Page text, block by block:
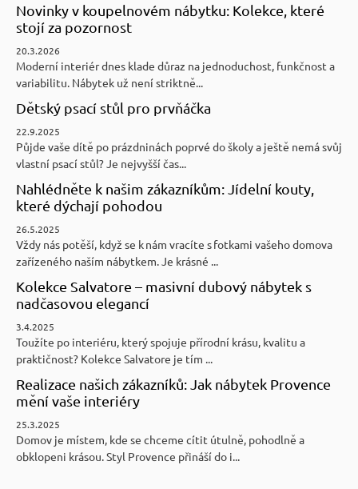
Novinky v koupelnovém nábytku: Kolekce, které
stojí za pozornost
20.3.2026
Moderní interiér dnes klade důraz na jednoduchost, funkčnost a
variabilitu. Nábytek už není striktně...
Dětský psací stůl pro prvňáčka
22.9.2025
Půjde vaše dítě po prázdninách poprvé do školy a ještě nemá svůj
vlastní psací stůl? Je nejvyšší čas...
Nahlédněte k našim zákazníkům: Jídelní kouty,
které dýchají pohodou
26.5.2025
Vždy nás potěší, když se k nám vracíte s fotkami vašeho domova
zařízeného naším nábytkem. Je krásné ...
Kolekce Salvatore – masivní dubový nábytek s
nadčasovou elegancí
3.4.2025
Toužíte po interiéru, který spojuje přírodní krásu, kvalitu a
praktičnost? Kolekce Salvatore je tím ...
Realizace našich zákazníků: Jak nábytek Provence
mění vaše interiéry
25.3.2025
Domov je místem, kde se chceme cítit útulně, pohodlně a
obklopeni krásou. Styl Provence přináší do i...